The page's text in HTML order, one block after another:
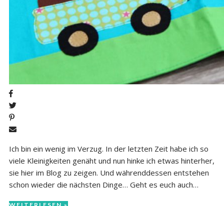
Ich bin ein wenig im Verzug. In der letzten Zeit habe ich so
viele Kleinigkeiten genäht und nun hinke ich etwas hinterher,
sie hier im Blog zu zeigen. Und währenddessen entstehen
schon wieder die nächsten Dinge… Geht es euch auch…